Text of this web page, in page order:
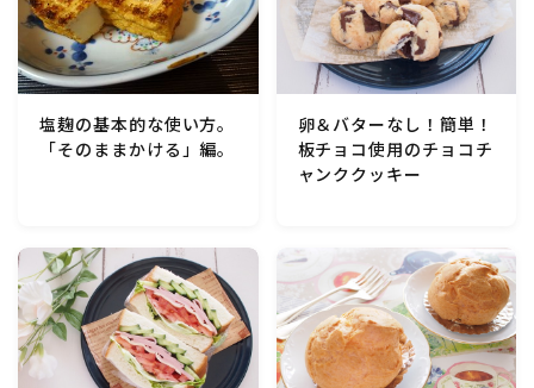
乾物・海藻・麩料理
お弁当
漬物・ピクルス・保存食・発酵食品
ソース・ドレッシング・たれ・ディップ類
ドリンク・シロップ・ジャム類
塩麹の基本的な使い方。
「そのままかける」編。
卵＆バターなし！簡単！
板チョコ使用のチョコチ
ャンククッキー